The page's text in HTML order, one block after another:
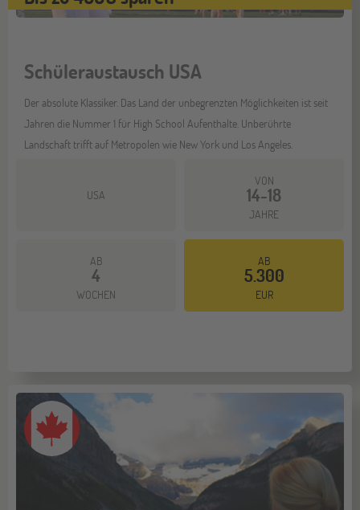
Schüleraustausch USA
Der absolute Klassiker. Das Land der unbegrenzten Möglichkeiten ist seit
Jahren die Nummer 1 für High School Aufenthalte. Unberührte
Landschaft trifft auf Metropolen wie New York und Los Angeles.
USA
VON
14-18
JAHRE
AB
4
WOCHEN
AB
5.300
EUR